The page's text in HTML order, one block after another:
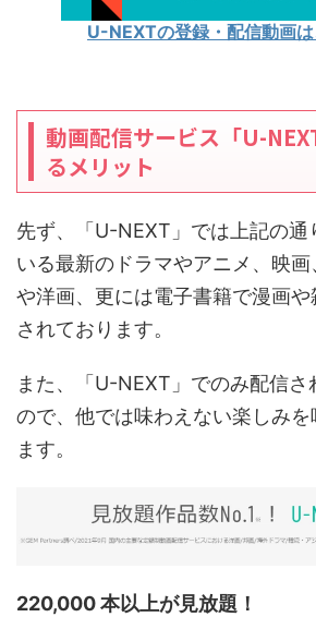
U-NEXTの登録・配信動画
動画配信サービス「U-
るメリット
先ず、「U-NEXT」では上記の通
いる最新のドラマやアニメ、映
や洋画、更には電子書籍で漫画
されております。
また、「U-NEXT」でのみ配信さ
ので、他では味わえない楽しみ
ます。
220,000 本以上が見放題！